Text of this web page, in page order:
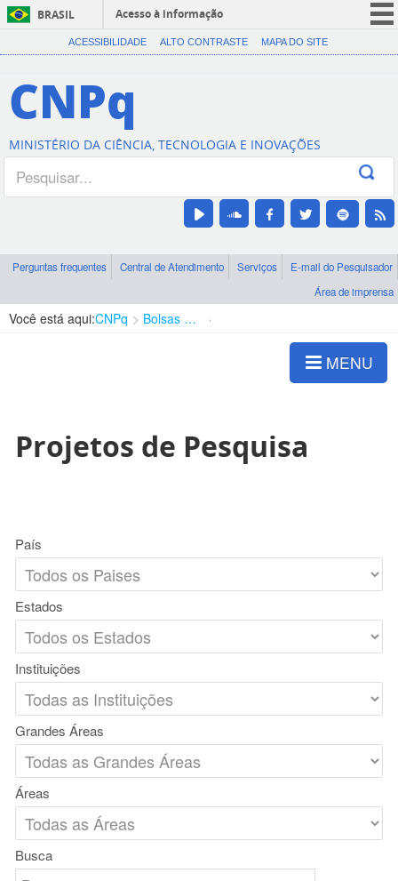
BRASIL
Acesso à informação
CORONAVÍRUS (COVID-19)
Canais
ACESSIBILIDADE ALTO CONTRASTE MAPA DO SITE
CNPq
MINISTÉRIO DA CIÊNCIA, TECNOLOGIA E INOVAÇÕES
Perguntas frequentes Central de Atendimento Serviços
E-mail do Pesquisador
Área de imprensa
Você está aqui:CNPq Bolsas e Auxílios Vigentes
MENU
Projetos de Pesquisa
País
Estados
Instituições
Grandes Áreas
Áreas
Busca